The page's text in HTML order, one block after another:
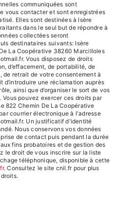
communiquées sont
vous contacter et sont enregistrées
Elles sont destinées à Isère
dans le seul but de répondre à
collectées seront
destinataires suivants: Isère
La Coopérative 38260 Marcilloles
Vous disposez de droits
d’effacement, de portabilité, de
de retrait de votre consentement à
d’introduire une réclamation auprès
ainsi que d’organiser le sort de vos
Vous pouvez exercer ces droits par
822 Chemin De La Coopérative
courrier électronique à l'adresse
Un justificatif d'identité
Nous conservons vos données
de contact puis pendant la durée
fins probatoires et de gestion des
le droit de vous inscrire sur la liste
téléphonique, disponible à cette
. Consultez le site cnil.fr pour plus